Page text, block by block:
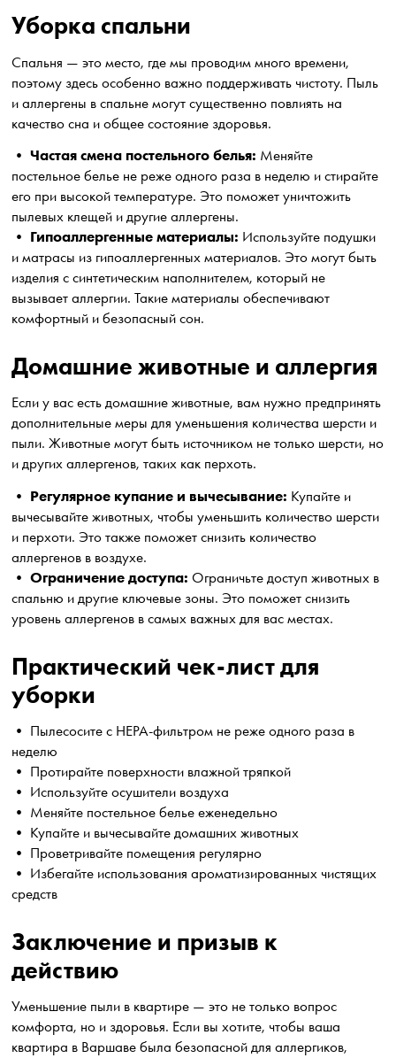
Уборка спальни
Спальня — это место, где мы проводим много времени,
поэтому здесь особенно важно поддерживать чистоту. Пыль
и аллергены в спальне могут существенно повлиять на
качество сна и общее состояние здоровья.
•Частая смена постельного белья: Меняйте
постельное белье не реже одного раза в неделю и стирайте
его при высокой температуре. Это поможет уничтожить
пылевых клещей и другие аллергены.
• Гипоаллергенные материалы: Используйте подушки
и матрасы из гипоаллергенных материалов. Это могут быть
изделия с синтетическим наполнителем, который не
вызывает аллергии. Такие материалы обеспечивают
комфортный и безопасный сон.
Домашние животные и аллергия
Если у вас есть домашние животные, вам нужно предпринять
дополнительные меры для уменьшения количества шерсти и
пыли. Животные могут быть источником не только шерсти, но
и других аллергенов, таких как перхоть.
• Регулярное купание и вычесывание: Купайте и
вычесывайте животных, чтобы уменьшить количество шерсти
и перхоти. Это также поможет снизить количество
аллергенов в воздухе.
•Ограничение доступа: Ограничьте доступ животных в
спальню и другие ключевые зоны. Это поможет снизить
уровень аллергенов в самых важных для вас местах.
Практический чек-лист для
уборки
• Пылесосите с HEPA-фильтром не реже одного раза в
неделю
• Протирайте поверхности влажной тряпкой
• Используйте осушители воздуха
• Меняйте постельное белье еженедельно
• Купайте и вычесывайте домашних животных
• Проветривайте помещения регулярно
• Избегайте использования ароматизированных чистящих
средств
Заключение и призыв к
действию
Уменьшение пыли в квартире — это не только вопрос
комфорта, но и здоровья. Если вы хотите, чтобы ваша
квартира в Варшаве была безопасной для аллергиков,